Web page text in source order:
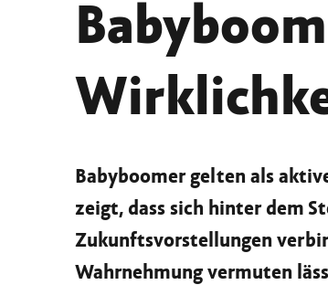
Babyboomer gelten als
zeigt, dass sich hinter dem
Zukunftsvorstellungen
Wahrnehmung vermuten